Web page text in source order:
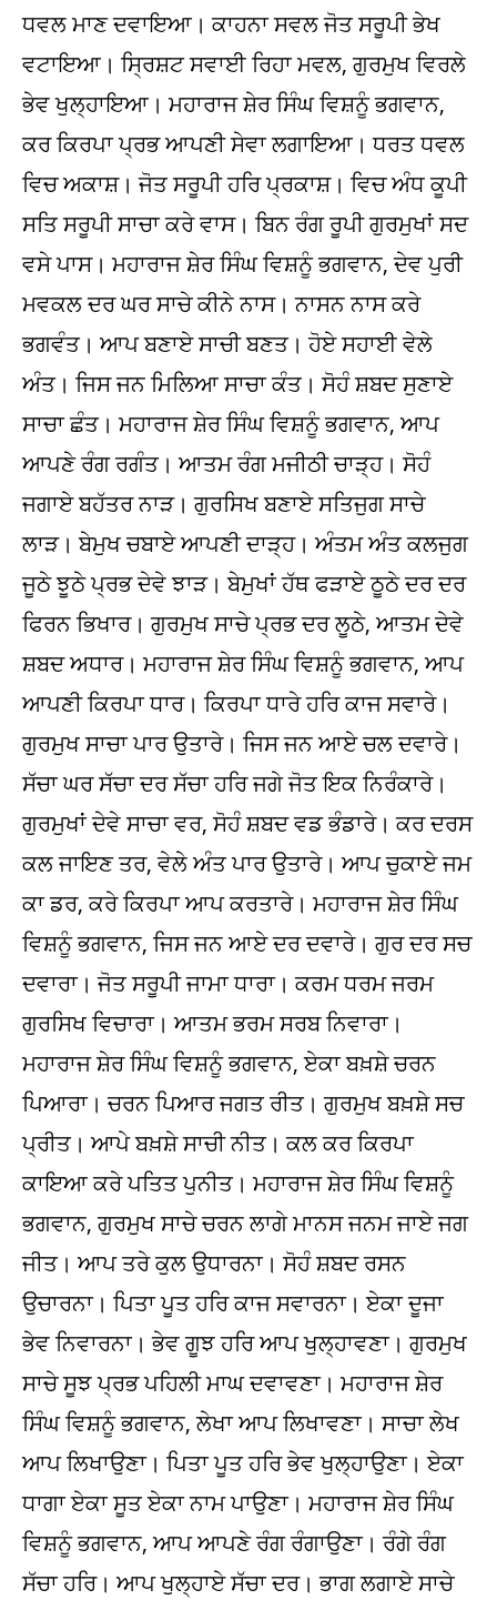
ਧਵਲ ਮਾਣ ਦਵਾਇਆ। ਕਾਹਨਾ ਸਵਲ ਜੋਤ ਸਰੂਪੀ ਭੇਖ
ਵਟਾਇਆ। ਸ੍ਰਿਸ਼ਟ ਸਵਾਈ ਰਿਹਾ ਮਵਲ, ਗੁਰਮੁਖ ਵਿਰਲੇ
ਭੇਵ ਖੁਲ੍ਹਾਇਆ। ਮਹਾਰਾਜ ਸ਼ੇਰ ਸਿੰਘ ਵਿਸ਼ਨੂੰ ਭਗਵਾਨ,
ਕਰ ਕਿਰਪਾ ਪ੍ਰਭ ਆਪਣੀ ਸੇਵਾ ਲਗਾਇਆ। ਧਰਤ ਧਵਲ
ਵਿਚ ਅਕਾਸ਼। ਜੋਤ ਸਰੂਪੀ ਹਰਿ ਪ੍ਰਕਾਸ਼। ਵਿਚ ਅੰਧ ਕੂਪੀ
ਸਤਿ ਸਰੂਪੀ ਸਾਚਾ ਕਰੇ ਵਾਸ। ਬਿਨ ਰੰਗ ਰੂਪੀ ਗੁਰਮੁਖਾਂ ਸਦ
ਵਸੇ ਪਾਸ। ਮਹਾਰਾਜ ਸ਼ੇਰ ਸਿੰਘ ਵਿਸ਼ਨੂੰ ਭਗਵਾਨ, ਦੇਵ ਪੁਰੀ
ਮਵਕਲ ਦਰ ਘਰ ਸਾਚੇ ਕੀਨੇ ਨਾਸ। ਨਾਸਨ ਨਾਸ ਕਰੇ
ਭਗਵੰਤ। ਆਪ ਬਣਾਏ ਸਾਚੀ ਬਣਤ। ਹੋਏ ਸਹਾਈ ਵੇਲੇ
ਅੰਤ। ਜਿਸ ਜਨ ਮਿਲਿਆ ਸਾਚਾ ਕੰਤ। ਸੋਹੰ ਸ਼ਬਦ ਸੁਣਾਏ
ਸਾਚਾ ਛੰਤ। ਮਹਾਰਾਜ ਸ਼ੇਰ ਸਿੰਘ ਵਿਸ਼ਨੂੰ ਭਗਵਾਨ, ਆਪ
ਆਪਣੇ ਰੰਗ ਰਗੰਤ। ਆਤਮ ਰੰਗ ਮਜੀਠੀ ਚਾੜ੍ਹ। ਸੋਹੰ
ਜਗਾਏ ਬਹੱਤਰ ਨਾੜ। ਗੁਰਸਿਖ ਬਣਾਏ ਸਤਿਜੁਗ ਸਾਚੇ
ਲਾੜ। ਬੇਮੁਖ ਚਬਾਏ ਆਪਣੀ ਦਾੜ੍ਹ। ਅੰਤਮ ਅੰਤ ਕਲਜੁਗ
ਜੂਠੇ ਝੂਠੇ ਪ੍ਰਭ ਦੇਵੇ ਝਾੜ। ਬੇਮੁਖਾਂ ਹੱਥ ਫੜਾਏ ਠੂਠੇ ਦਰ ਦਰ
ਫਿਰਨ ਭਿਖਾਰ। ਗੁਰਮੁਖ ਸਾਚੇ ਪ੍ਰਭ ਦਰ ਲੂਠੇ, ਆਤਮ ਦੇਵੇ
ਸ਼ਬਦ ਅਧਾਰ। ਮਹਾਰਾਜ ਸ਼ੇਰ ਸਿੰਘ ਵਿਸ਼ਨੂੰ ਭਗਵਾਨ, ਆਪ
ਆਪਣੀ ਕਿਰਪਾ ਧਾਰ। ਕਿਰਪਾ ਧਾਰੇ ਹਰਿ ਕਾਜ ਸਵਾਰੇ।
ਗੁਰਮੁਖ ਸਾਚਾ ਪਾਰ ਉਤਾਰੇ। ਜਿਸ ਜਨ ਆਏ ਚਲ ਦਵਾਰੇ।
ਸੱਚਾ ਘਰ ਸੱਚਾ ਦਰ ਸੱਚਾ ਹਰਿ ਜਗੇ ਜੋਤ ਇਕ ਨਿਰੰਕਾਰੇ।
ਗੁਰਮੁਖਾਂ ਦੇਵੇ ਸਾਚਾ ਵਰ, ਸੋਹੰ ਸ਼ਬਦ ਵਡ ਭੰਡਾਰੇ। ਕਰ ਦਰਸ
ਕਲ ਜਾਇਣ ਤਰ, ਵੇਲੇ ਅੰਤ ਪਾਰ ਉਤਾਰੇ। ਆਪ ਚੁਕਾਏ ਜਮ
ਕਾ ਡਰ, ਕਰੇ ਕਿਰਪਾ ਆਪ ਕਰਤਾਰੇ। ਮਹਾਰਾਜ ਸ਼ੇਰ ਸਿੰਘ
ਵਿਸ਼ਨੂੰ ਭਗਵਾਨ, ਜਿਸ ਜਨ ਆਏ ਦਰ ਦਵਾਰੇ। ਗੁਰ ਦਰ ਸਚ
ਦਵਾਰਾ। ਜੋਤ ਸਰੂਪੀ ਜਾਮਾ ਧਾਰਾ। ਕਰਮ ਧਰਮ ਜਰਮ
ਗੁਰਸਿਖ ਵਿਚਾਰਾ। ਆਤਮ ਭਰਮ ਸਰਬ ਨਿਵਾਰਾ।
ਮਹਾਰਾਜ ਸ਼ੇਰ ਸਿੰਘ ਵਿਸ਼ਨੂੰ ਭਗਵਾਨ, ਏਕਾ ਬਖ਼ਸ਼ੇ ਚਰਨ
ਪਿਆਰਾ। ਚਰਨ ਪਿਆਰ ਜਗਤ ਰੀਤ। ਗੁਰਮੁਖ ਬਖ਼ਸ਼ੇ ਸਚ
ਪ੍ਰੀਤ। ਆਪੇ ਬਖ਼ਸ਼ੇ ਸਾਚੀ ਨੀਤ। ਕਲ ਕਰ ਕਿਰਪਾ
ਕਾਇਆ ਕਰੇ ਪਤਿਤ ਪੁਨੀਤ। ਮਹਾਰਾਜ ਸ਼ੇਰ ਸਿੰਘ ਵਿਸ਼ਨੂੰ
ਭਗਵਾਨ, ਗੁਰਮੁਖ ਸਾਚੇ ਚਰਨ ਲਾਗੇ ਮਾਨਸ ਜਨਮ ਜਾਏ ਜਗ
ਜੀਤ। ਆਪ ਤਰੇ ਕੁਲ ਉਧਾਰਨਾ। ਸੋਹੰ ਸ਼ਬਦ ਰਸਨ
ਉਚਾਰਨਾ। ਪਿਤਾ ਪੂਤ ਹਰਿ ਕਾਜ ਸਵਾਰਨਾ। ਏਕਾ ਦੂਜਾ
ਭੇਵ ਨਿਵਾਰਨਾ। ਭੇਵ ਗੂਝ ਹਰਿ ਆਪ ਖੁਲ੍ਹਾਵਣਾ। ਗੁਰਮੁਖ
ਸਾਚੇ ਸੂਝ ਪ੍ਰਭ ਪਹਿਲੀ ਮਾਘ ਦਵਾਵਣਾ। ਮਹਾਰਾਜ ਸ਼ੇਰ
ਸਿੰਘ ਵਿਸ਼ਨੂੰ ਭਗਵਾਨ, ਲੇਖਾ ਆਪ ਲਿਖਾਵਣਾ। ਸਾਚਾ ਲੇਖ
ਆਪ ਲਿਖਾਉਣਾ। ਪਿਤਾ ਪੂਤ ਹਰਿ ਭੇਵ ਖੁਲ੍ਹਾਉਣਾ। ਏਕਾ
ਧਾਗਾ ਏਕਾ ਸੂਤ ਏਕਾ ਨਾਮ ਪਾਉਣਾ। ਮਹਾਰਾਜ ਸ਼ੇਰ ਸਿੰਘ
ਵਿਸ਼ਨੂੰ ਭਗਵਾਨ, ਆਪ ਆਪਣੇ ਰੰਗ ਰੰਗਾਉਣਾ। ਰੰਗੇ ਰੰਗ
ਸੱਚਾ ਹਰਿ। ਆਪ ਖੁਲ੍ਹਾਏ ਸੱਚਾ ਦਰ। ਭਾਗ ਲਗਾਏ ਸਾਚੇ